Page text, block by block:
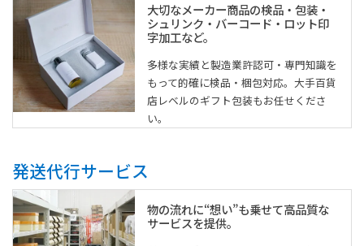
大切なメーカー商品の検品・包装・
シュリンク・バーコード・ロット印
字加工など。
多様な実績と製造業許認可・専門知識を
もって的確に検品・梱包対応。大手百貨
店レベルのギフト包装もお任せくださ
い。
発送代行サービス
物の流れに“想い”も乗せて高品質な
サービスを提供。